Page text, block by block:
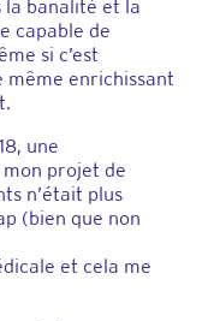
la banalité et la
capable de
si c’est
enrichissant
une
projet de
n’était plus
(bien que non
et cela me